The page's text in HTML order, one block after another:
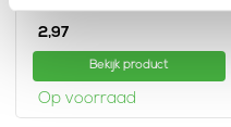
2,97
Bekijk product
Op voorraad